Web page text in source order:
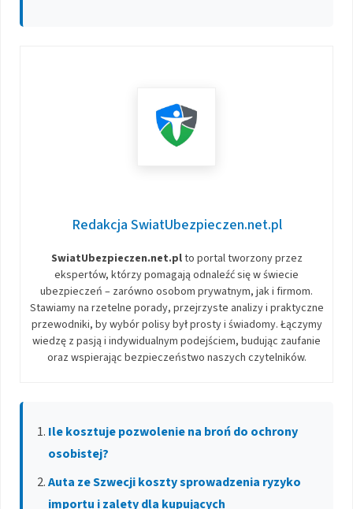
Redakcja SwiatUbezpieczen.net.pl
SwiatUbezpieczen.net.plto portal tworzony przez
ekspertów, którzy pomagają odnaleźć się w świecie
ubezpieczeń – zarówno osobom prywatnym, jak i firmom.
Stawiamy na rzetelne porady, przejrzyste analizy i praktyczne
przewodniki, by wybór polisy był prosty i świadomy. Łączymy
wiedzę z pasją i indywidualnym podejściem, budując zaufanie
oraz wspierając bezpieczeństwo naszych czytelników.
Ile kosztuje pozwolenie na broń do ochrony
osobistej?
Auta ze Szwecji koszty sprowadzenia ryzyko
importu i zalety dla kupujących